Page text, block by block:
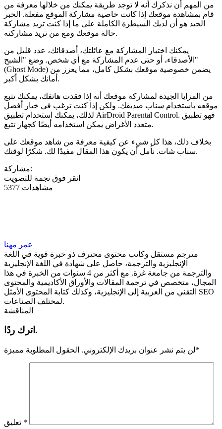
من المهم أن نذكرك أنه لا توجد طريقة يمكنك من خلالها معرفة من
قام بمشاهدة موقعك إذا كانت خاصية مشاركة الموقع مفعلة. الخبر
الجيد هو أن لديك السيطرة الكاملة على ما إذا كنت تريد مشاركة
حالة موقعك ومع من تريد مشاركته.
يمكنك اختيار المشاركة مع عائلتك، أصدقائك، عدد قليل من
الأصدقاء، أو حتى عدم المشاركة مع أي شخص. وضع "الشبح"
(Ghost Mode) يضمن خصوصية موقعك بشكل كامل، مما يعزز من
أمانك بشكل أكبر.
من المزايا الجيدة لمشاركة موقعك أنه إذا فقدت هاتفك، يمكنك تتبع
موقعه باستخدام سناب صديقك. ولكن إذا كنت ترغب في خيار أفضل
لذلك، يمكنك استخدام تطبيق AirDroid Parental Control. فهو تطبيق
متعدد الأغراض يمكن استخدامه أيضًا كجهاز تتبع.
بخلاف ذلك، هذا كل شيء عن كيفية معرفة من شاهد موقعك على
سناب شات. نأمل أن يكون هذا المقال مفيدًا لك. شكرًا لوقتك.
مشاركة:
انقر فوق نجمة للتصويت
5377 مشاهدات
عمر مهنا
مترجم مستقل وكاتب محتوى محترف ذو خبرة قوية في اللغة
الإنجليزية والترجمة، حاصل على شهادة في اللغة الإنجليزية
والترجمة من جامعة غزة. مع أكثر من 4 سنوات من الخبرة في هذا
المجال، متخصص في ترجمة المقالات والأوراق الأكاديمية والمحتوى
التقني من العربية إلى الإنجليزية، وكذلك كتابة المحتوى الأمثل SEO
لمختلف الصناعات.
المناقشة
اترك ردًا.
لن يتم نشر عنوان بريدك الإلكتروني. الحقول المطلوبة مميزة *
*